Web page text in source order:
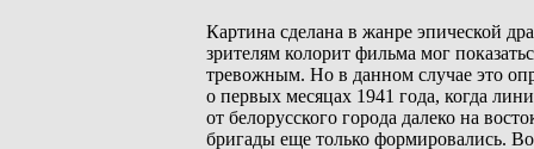
Картина сделана в жанре эпической
зрителям колорит фильма мог
тревожным. Но в данном случае это
о первых месяцах 1941 года, когда
от белорусского города далеко на
бригады еще только формировались.